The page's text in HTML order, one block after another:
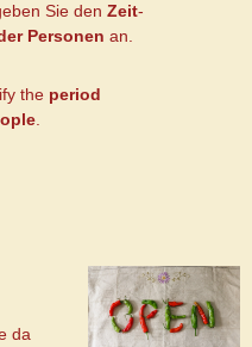
Sie den Zeit-
Personen an.
the period
da